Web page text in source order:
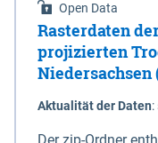
Open Data
Rasterdaten
projizierten
Niedersachsen
Aktualität der Daten: